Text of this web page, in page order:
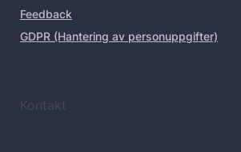
Feedback
GDPR (Hantering av personuppgifter)
Kontakt